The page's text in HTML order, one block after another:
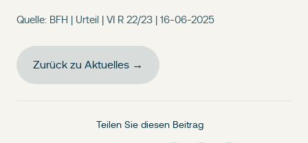
Quelle: BFH | Urteil | VI R 22/23 | 16-06-2025
Zurück zu Aktuelles →
Teilen Sie diesen Beitrag